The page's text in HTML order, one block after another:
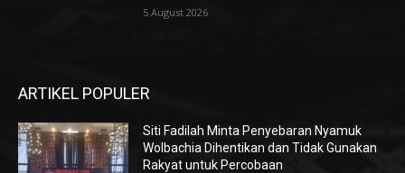
5 August 2026
ARTIKEL POPULER
Siti Fadilah Minta Penyebaran Nyamuk
Wolbachia Dihentikan dan Tidak Gunakan
Rakyat untuk Percobaan